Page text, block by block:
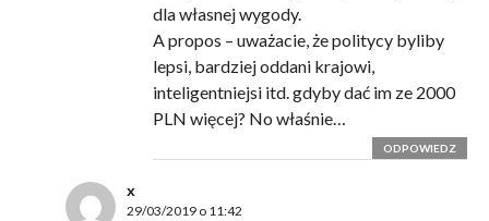
dla własnej wygody.
A propos – uważacie, że politycy byliby
lepsi, bardziej oddani krajowi,
inteligentniejsi itd. gdyby dać im ze 2000
PLN więcej? No właśnie…
ODPOWIEDZ
x
29/03/2019 o 11:42